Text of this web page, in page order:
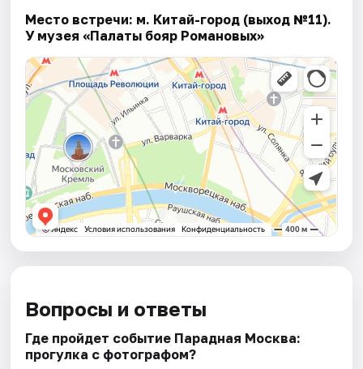
Место встречи: м. Китай-город (выход №11).
У музея «Палаты бояр Романовых»
Вопросы и ответы
Где пройдет событие Парадная Москва:
прогулка с фотографом?